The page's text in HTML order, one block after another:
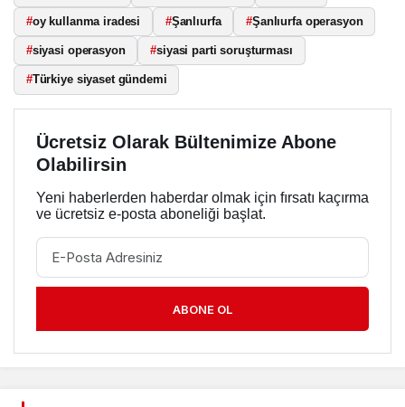
#oy kullanma iradesi #Şanlıurfa #Şanlıurfa operasyon
#siyasi operasyon #siyasi parti soruşturması
#Türkiye siyaset gündemi
Ücretsiz Olarak Bültenimize Abone
Olabilirsin
Yeni haberlerden haberdar olmak için fırsatı kaçırma
ve ücretsiz e-posta aboneliği başlat.
ABONE OL